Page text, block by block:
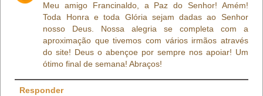
Meu amigo Francinaldo, a Paz do Senhor! Amém!
Toda Honra e toda Glória sejam dadas ao Senhor
nosso Deus. Nossa alegria se completa com a
aproximação que tivemos com vários irmãos através
do site! Deus o abençoe por sempre nos apoiar! Um
ótimo final de semana! Abraços!
Responder